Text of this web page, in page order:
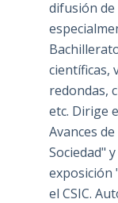
difusión de
científicas,
redondas,
etc. Dirige
Avances
Sociedad"
exposición
el CSIC.